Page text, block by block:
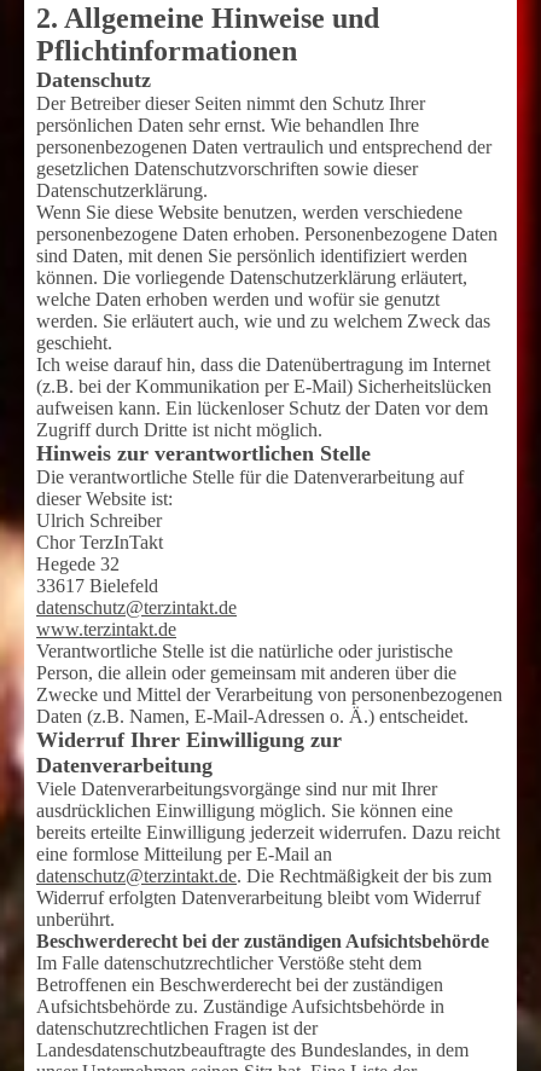
2. Allgemeine Hinweise und
Pflichtinformationen
Datenschutz
Der Betreiber dieser Seiten nimmt den Schutz Ihrer
persönlichen Daten sehr ernst. Wie behandlen Ihre
personenbezogenen Daten vertraulich und entsprechend der
gesetzlichen Datenschutzvorschriften sowie dieser
Datenschutzerklärung.
Wenn Sie diese Website benutzen, werden verschiedene
personenbezogene Daten erhoben. Personenbezogene Daten
sind Daten, mit denen Sie persönlich identifiziert werden
können. Die vorliegende Datenschutzerklärung erläutert,
welche Daten erhoben werden und wofür sie genutzt
werden. Sie erläutert auch, wie und zu welchem Zweck das
geschieht.
Ich weise darauf hin, dass die Datenübertragung im Internet
(z.B. bei der Kommunikation per E-Mail) Sicherheitslücken
aufweisen kann. Ein lückenloser Schutz der Daten vor dem
Zugriff durch Dritte ist nicht möglich.
Hinweis zur verantwortlichen Stelle
Die verantwortliche Stelle für die Datenverarbeitung auf
dieser Website ist:
Ulrich Schreiber
Chor TerzInTakt
Hegede 32
33617 Bielefeld
datenschutz@terzintakt.de
www.terzintakt.de
Verantwortliche Stelle ist die natürliche oder juristische
Person, die allein oder gemeinsam mit anderen über die
Zwecke und Mittel der Verarbeitung von personenbezogenen
Daten (z.B. Namen, E-Mail-Adressen o. Ä.) entscheidet.
Widerruf Ihrer Einwilligung zur
Datenverarbeitung
Viele Datenverarbeitungsvorgänge sind nur mit Ihrer
ausdrücklichen Einwilligung möglich. Sie können eine
bereits erteilte Einwilligung jederzeit widerrufen. Dazu reicht
eine formlose Mitteilung per E-Mail an
datenschutz@terzintakt.de. Die Rechtmäßigkeit der bis zum
Widerruf erfolgten Datenverarbeitung bleibt vom Widerruf
unberührt.
Beschwerderecht bei der zuständigen Aufsichtsbehörde
Im Falle datenschutzrechtlicher Verstöße steht dem
Betroffenen ein Beschwerderecht bei der zuständigen
Aufsichtsbehörde zu. Zuständige Aufsichtsbehörde in
datenschutzrechtlichen Fragen ist der
Landesdatenschutzbeauftragte des Bundeslandes, in dem